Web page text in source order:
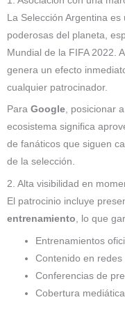
La Selección Argentina
poderosas del planeta,
Mundial de la FIFA 2022.
genera un efecto
cualquier patrocinador.
Para Google, posicionar a
ecosistema significa
de fanáticos que siguen
de la selección.
2. Alta visibilidad en
El patrocinio incluye
entrenamiento, lo que
Entrenamientos
Contenido en redes
Conferencias de
Cobertura